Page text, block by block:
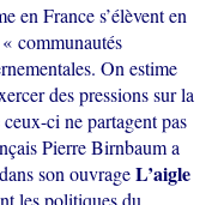
en France s’élèvent en
communautés
On estime
des pressions sur la
ci ne partagent pas
Pierre Birnbaum a
son ouvrageL’aigle
les politiques du